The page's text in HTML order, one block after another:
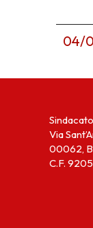
04/
Via
00062,
C.F.